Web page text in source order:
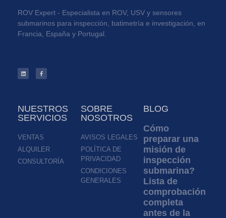
ROV Expert - Especialista en ROV, USV y sensores
submarinos para inspección, batimetría e investigación, en
Francia, España y Portugal.
NUESTROS
SERVICIOS
VENTAS
ALQUILER
CONSULTORÍA
SOBRE
NOSOTROS
AVISOS LEGALES
POLÍTICA DE
PRIVACIDAD
CONDICIONES
GENERALES
BLOG
Cómo
preparar una
misión de
inspección
submarina?
Lista de
comprobación
completa
antes de la